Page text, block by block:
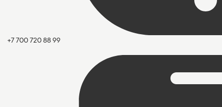
+7 700 720 88 99